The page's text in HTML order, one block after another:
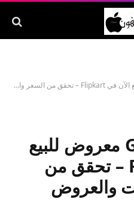
Google Pixel 8a معروض للبيع
الآن في Flipkart – تحقق من
والعروض